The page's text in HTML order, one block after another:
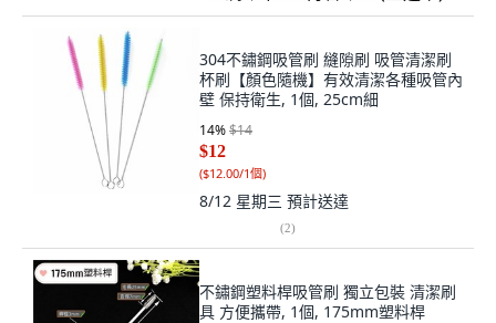
304不鏽鋼吸管刷 縫隙刷 吸管清潔刷
杯刷【顏色隨機】有效清潔各種吸管內
壁 保持衛生, 1個, 25cm細
14%$14
$12
($12.00/1個)
8/12 星期三 預計送達
(2)
不鏽鋼塑料桿吸管刷 獨立包裝 清潔刷
具 方便攜帶, 1個, 175mm塑料桿